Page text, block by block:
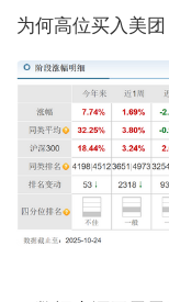
为何高位买入美团